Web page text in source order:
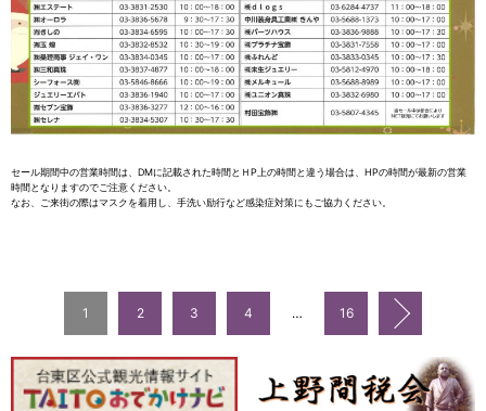
セール期間中の営業時間は、DMに記載された時間とＨP上の時間と違う場合は、HPの時間が最新の営業
時間となりますのでご注意ください。
なお、ご来街の際はマスクを着用し、手洗い励行など感染症対策にもご協力ください。
1 2 3 4 … 16